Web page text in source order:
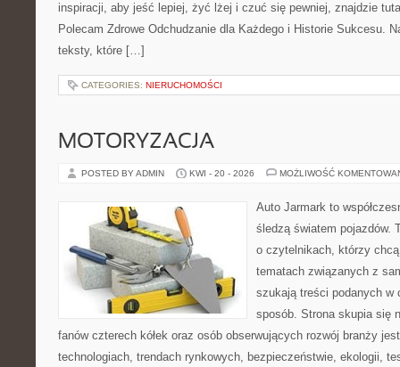
inspiracji, aby jeść lepiej, żyć lżej i czuć się pewniej, znajdzie
Polecam Zdrowe Odchudzanie dla Każdego i Historie Sukcesu.
teksty, które […]
CATEGORIES: NIERUCHOMOŚCI
MOTORYZACJA
POSTED BY ADMIN KWI - 20 - 2026 MOŻLIWOŚĆ
Auto Jarmark to
śledzą światem pojazdów.
o czytelnikach, którzy
tematach związanych z
szukają treści podanych w
sposób. Strona skupia się
fanów czterech kółek oraz osób obserwujących rozwój branży
technologiach, trendach rynkowych, bezpieczeństwie, ekologii,